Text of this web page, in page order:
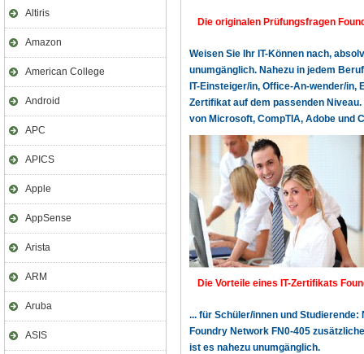
Altiris
Amazon
American College
Android
APC
APICS
Apple
AppSense
Arista
ARM
Aruba
ASIS
Die originalen Prüfungsfragen
Weisen Sie Ihr IT-Können nach,
unumgänglich. Nahezu in jedem
IT-Einsteiger/in, Office-An-wender/
Zertifikat auf dem passenden
von Microsoft, CompTIA, Adobe und
Die Vorteile eines IT-Zertifikats
... für Schüler/innen und
Foundry Network FN0-405
ist es nahezu unumgänglich.